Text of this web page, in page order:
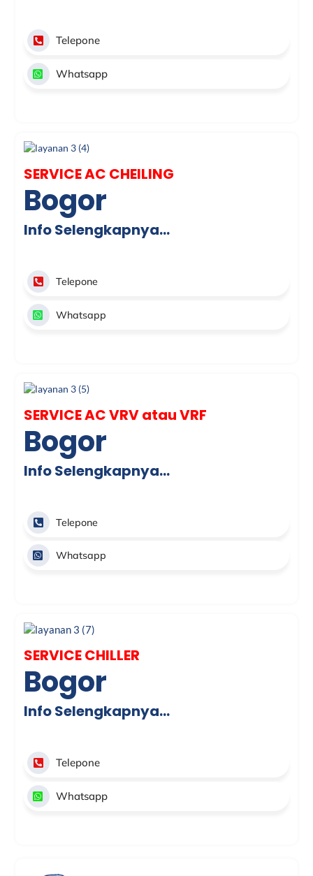
Telepone
Whatsapp
SERVICE AC CHEILING
Bogor
Info Selengkapnya…
Telepone
Whatsapp
SERVICE AC VRV atau VRF
Bogor
Info Selengkapnya…
Telepone
Whatsapp
SERVICE CHILLER
Bogor
Info Selengkapnya…
Telepone
Whatsapp